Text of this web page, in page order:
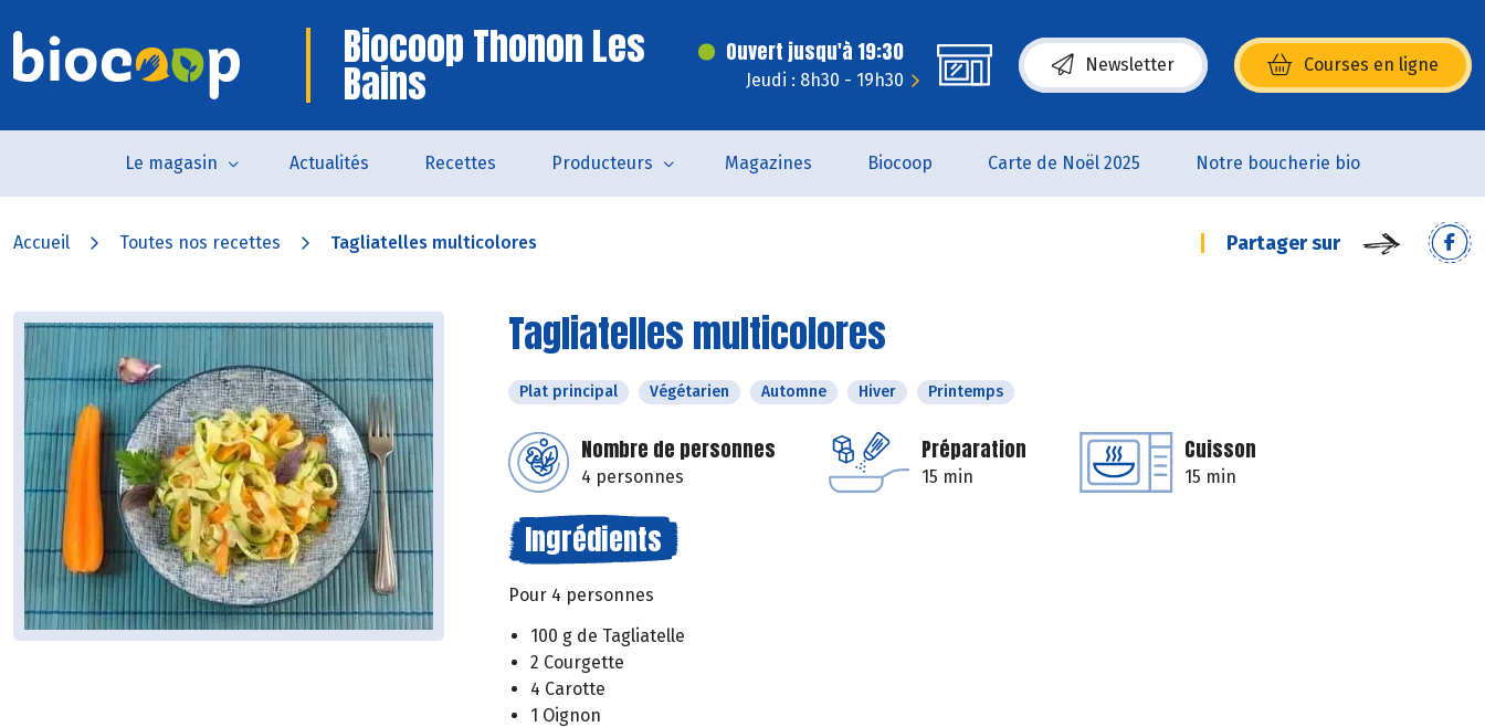
Biocoop Thonon Les
Bains
Ouvert jusqu'à 19:30
Jeudi : 8h30 - 19h30
Newsletter Courses en ligne
(s’ouvre dans une nouvelle fenêtre)
Le magasin Actualités Recettes Producteurs Magazines Biocoop Carte de Noël 2025 Notre boucherie bio
Accueil Toutes nos recettes Tagliatelles multicolores Partager sur
Tagliatelles multicolores
Plat principal Végétarien Automne Hiver Printemps
Nombre de personnes
4 personnes
Préparation
15 min
Cuisson
15 min
Ingrédients
Pour 4 personnes
100 g de Tagliatelle
2 Courgette
4 Carotte
1 Oignon